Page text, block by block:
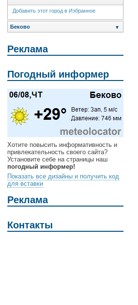
Добавить этот город в Избранное
Беково ▼
Реклама
Погодный информер
Хотите повысить информативность и
привлекательность своего сайта?
Установите себе на страницы наш
погодный информер!
Показать все дизайны и получить код
для вставки
Реклама
Контакты